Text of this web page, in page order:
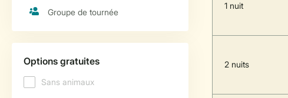
1 nuit
2 nuits